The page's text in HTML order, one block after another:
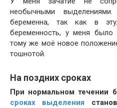
необычными
беременна, так как в
беременность, у меня было
тому же моё новое
тошнотой.
На поздних сроках
При нормальном течении
сроках выделения